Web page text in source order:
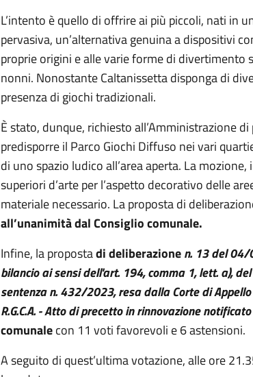
L’intento è quello di offrire ai più piccoli, nati in
pervasiva, un’alternativa genuina a dispositivi
proprie origini e alle varie forme di divertimento
nonni. Nonostante Caltanissetta disponga di
presenza di giochi tradizionali.
È stato, dunque, richiesto all’Amministrazione
predisporre il Parco Giochi Diffuso nei vari
di uno spazio ludico all’area aperta. La
superiori d’arte per l’aspetto decorativo delle
materiale necessario. La proposta di
all’unanimità dal Consiglio comunale.
Infine, la propostadi deliberazionen. 13 del
bilancio ai sensi dell'art. 194, comma 1, lett. a),
sentenza n. 432/2023, resa dalla Corte di
R.G.C.A. - Atto di precetto in rinnovazione
comunalecon 11 voti favorevoli e 6 astensioni.
A seguito di quest’ultima votazione, alle ore